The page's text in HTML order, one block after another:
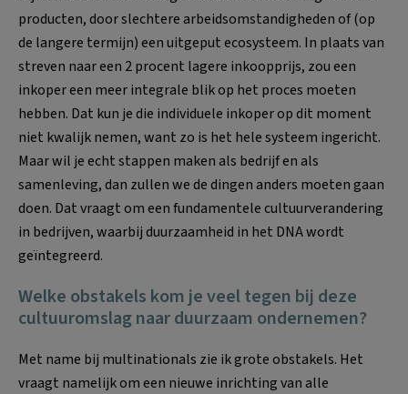
producten, door slechtere arbeidsomstandigheden of (op
de langere termijn) een uitgeput ecosysteem. In plaats van
streven naar een 2 procent lagere inkoopprijs, zou een
inkoper een meer integrale blik op het proces moeten
hebben. Dat kun je die individuele inkoper op dit moment
niet kwalijk nemen, want zo is het hele systeem ingericht.
Maar wil je echt stappen maken als bedrijf en als
samenleving, dan zullen we de dingen anders moeten gaan
doen. Dat vraagt om een fundamentele cultuurverandering
in bedrijven, waarbij duurzaamheid in het DNA wordt
geïntegreerd.
Welke obstakels kom je veel tegen bij deze
cultuuromslag naar duurzaam ondernemen?
Met name bij multinationals zie ik grote obstakels. Het
vraagt namelijk om een nieuwe inrichting van alle